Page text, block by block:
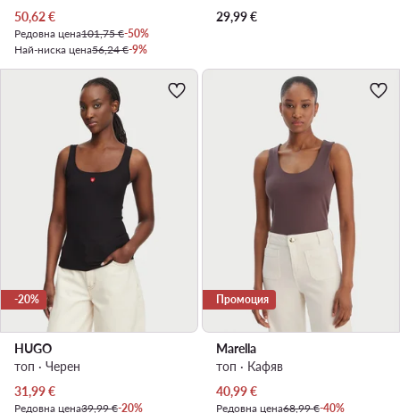
Актуална цена
50,62€
Редовна цена101,75 €-50%
Най-ниска цена56,24 €-9%
29,99€
-20%
HUGO
топ · Черен
Актуална цена
31,99€
Редовна цена39,99 €-20%
Промоция
Marella
топ · Кафяв
Актуална цена
40,99€
Редовна цена68,99 €-40%